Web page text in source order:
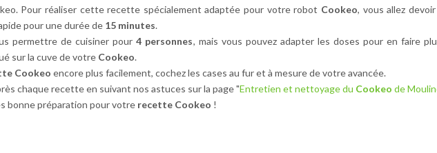
Pour réaliser cette recette spécialement adaptée pour votre robot Cookeo, vous allez
pour une durée de 15 minutes.
permettre de cuisiner pour4 personnes, mais vous pouvez adapter les doses pour en faire
sur la cuve de votre Cookeo.
Cookeo encore plus facilement, cochez les cases au fur et à mesure de votre avancée.
chaque recette en suivant nos astuces sur la page "Entretien et nettoyage du Cookeo de
bonne préparation pour votre recette Cookeo !